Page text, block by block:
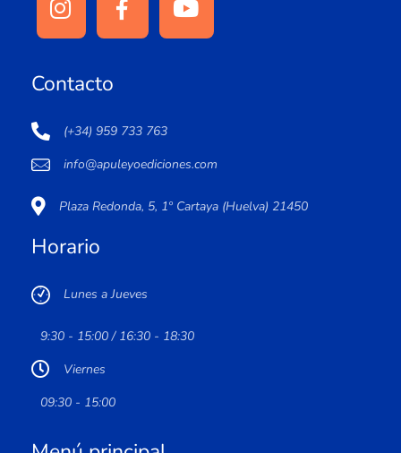
Contacto
(+34) 959 733 763
info@apuleyoediciones.com
Plaza Redonda, 5, 1º Cartaya (Huelva) 21450
Horario
Lunes a Jueves
9:30 - 15:00 / 16:30 - 18:30
Viernes
09:30 - 15:00